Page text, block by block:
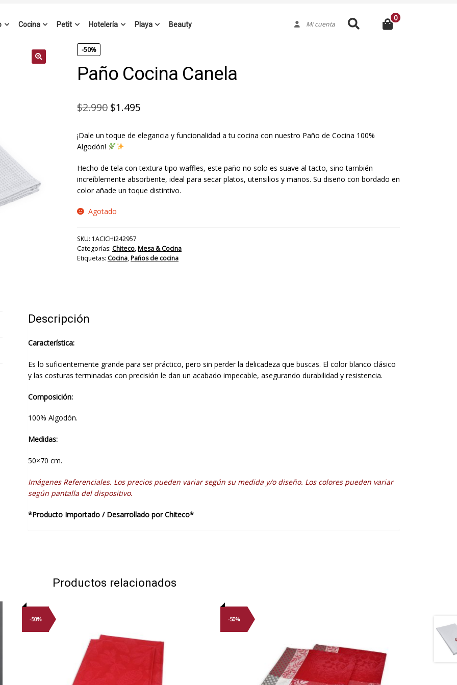
Cocina Petit Hotelería Playa Beauty Mi cuenta Buscar 0
-50%
Paño Cocina Canela
$2.990 El
original
$2.990.
$1.495El
actual
$1.495.
¡Dale un toque de elegancia y funcionalidad a tu cocina con nuestro Paño de Cocina 100%
Algodón!
Hecho de tela con textura tipo waffles, este paño no solo es suave al tacto, sino también
increíblemente absorbente, ideal para secar platos, utensilios y manos. Su diseño con bordado en
color añade un toque distintivo.
Agotado
SKU: 1ACICHI242957
Categorías: Chiteco,Mesa & Cocina
Etiquetas: Cocina,Paños de cocina
Descripción
Característica:
Es lo suficientemente grande para ser práctico, pero sin perder la delicadeza que buscas. El color blanco clásico
y las costuras terminadas con precisión le dan un acabado impecable, asegurando durabilidad y resistencia.
Composición:
100% Algodón.
Medidas:
50×70 cm.
Imágenes Referenciales. Los precios pueden variar según su medida y/o diseño. Los colores pueden variar
según pantalla del dispositivo.
*Producto Importado / Desarrollado por Chiteco*
Productos relacionados
-50% -50%